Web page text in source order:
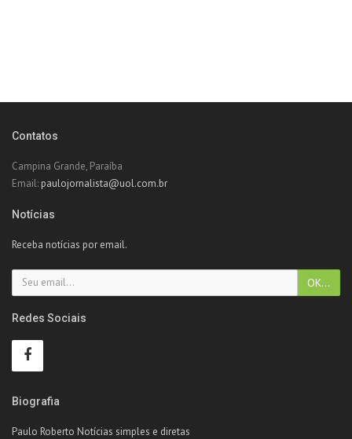
Contatos
Campina Grande, Paraíba
Email: paulojornalista@uol.com.br
Notícias
Receba notícias por email.
Redes Sociais
Biografia
Paulo Roberto Notícias simples e diretas